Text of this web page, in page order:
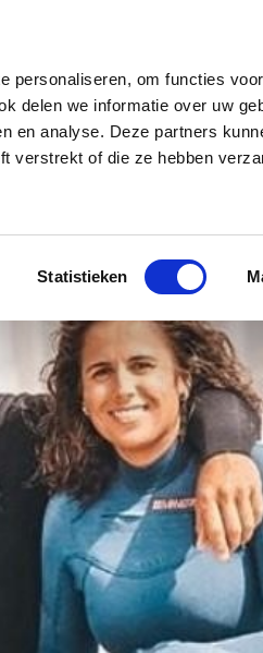
personaliseren, om functies
delen we informatie over uw
en analyse. Deze partners
verstrekt of die ze hebben
Statistieken